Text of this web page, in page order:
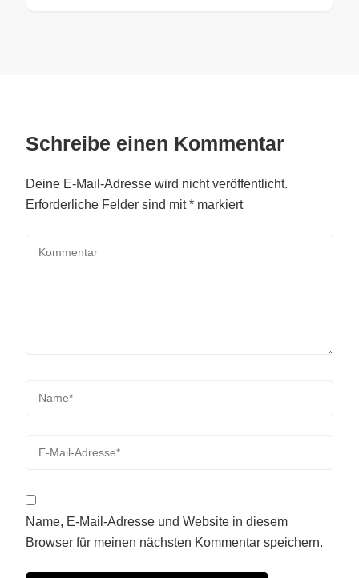
Schreibe einen Kommentar
Deine E-Mail-Adresse wird nicht veröffentlicht.
Erforderliche Felder sind mit* markiert
Name, E-Mail-Adresse und Website in diesem
Browser für meinen nächsten Kommentar speichern.